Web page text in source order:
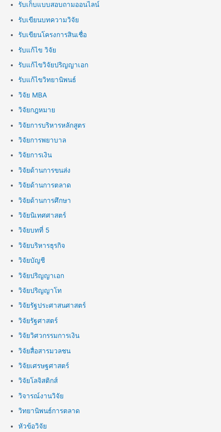
รับเก็บแบบสอบถามออนไลน์
รับเขียนบทความวิจัย
รับเขียนโครงการสินเชื่อ
รับแก้ไข วิจัย
รับแก้ไขวิจัยปริญญาเอก
รับแก้ไขวิทยานิพนธ์
วิจัย MBA
วิจัยกฎหมาย
วิจัยการบริหารหลักสูตร
วิจัยการพยาบาล
วิจัยการเงิน
วิจัยด้านการขนส่ง
วิจัยด้านการตลาด
วิจัยด้านการศึกษา
วิจัยนิเทศศาสตร์
วิจัยบทที่ 5
วิจัยบริหารธุรกิจ
วิจัยบัญชี
วิจัยปริญญาเอก
วิจัยปริญญาโท
วิจัยรัฐประศาสนศาสตร์
วิจัยรัฐศาสตร์
วิจัยวิศวกรรมการเงิน
วิจัยสื่อสารมวลชน
วิจัยเศรษฐศาสตร์
วิจัยโลจิสติกส์
วิจารณ์งานวิจัย
วิทยานิพนธ์การตลาด
หัวข้อวิจัย